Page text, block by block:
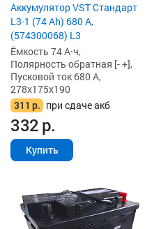
Аккумулятор VST Стандарт
L3-1 (74 Ah) 680 А,
(574300068) L3
Ёмкость 74 А·ч,
Полярность обратная [- +],
Пусковой ток 680 А,
278x175x190
311 р. при сдаче акб
332р.
Купить